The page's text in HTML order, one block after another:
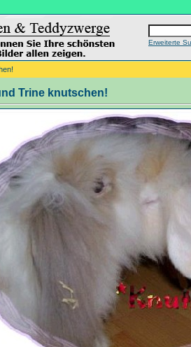
Erweiterte
Trine knutschen!